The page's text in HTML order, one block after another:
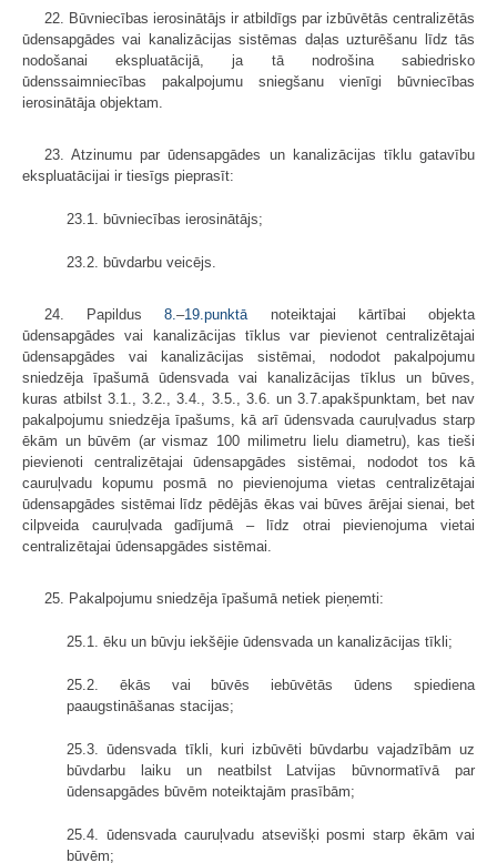
22. Būvniecības ierosinātājs ir atbildīgs par izbūvētās centralizētās
ūdensapgādes vai kanalizācijas sistēmas daļas uzturēšanu līdz tās
nodošanai ekspluatācijā, ja tā nodrošina sabiedrisko
ūdenssaimniecības pakalpojumu sniegšanu vienīgi būvniecības
ierosinātāja objektam.
23. Atzinumu par ūdensapgādes un kanalizācijas tīklu gatavību
ekspluatācijai ir tiesīgs pieprasīt:
23.1. būvniecības ierosinātājs;
23.2. būvdarbu veicējs.
24. Papildus8.–19.punktānoteiktajai kārtībai objekta
ūdensapgādes vai kanalizācijas tīklus var pievienot centralizētajai
ūdensapgādes vai kanalizācijas sistēmai, nododot pakalpojumu
sniedzēja īpašumā ūdensvada vai kanalizācijas tīklus un būves,
kuras atbilst 3.1., 3.2., 3.4., 3.5., 3.6. un 3.7.apakšpunktam, bet nav
pakalpojumu sniedzēja īpašums, kā arī ūdensvada cauruļvadus starp
ēkām un būvēm (ar vismaz 100 milimetru lielu diametru), kas tieši
pievienoti centralizētajai ūdensapgādes sistēmai, nododot tos kā
cauruļvadu kopumu posmā no pievienojuma vietas centralizētajai
ūdensapgādes sistēmai līdz pēdējās ēkas vai būves ārējai sienai, bet
cilpveida cauruļvada gadījumā – līdz otrai pievienojuma vietai
centralizētajai ūdensapgādes sistēmai.
25. Pakalpojumu sniedzēja īpašumā netiek pieņemti:
25.1. ēku un būvju iekšējie ūdensvada un kanalizācijas tīkli;
25.2. ēkās vai būvēs iebūvētās ūdens spiediena
paaugstināšanas stacijas;
25.3. ūdensvada tīkli, kuri izbūvēti būvdarbu vajadzībām uz
būvdarbu laiku un neatbilst Latvijas būvnormatīvā par
ūdensapgādes būvēm noteiktajām prasībām;
25.4. ūdensvada cauruļvadu atsevišķi posmi starp ēkām vai
būvēm;